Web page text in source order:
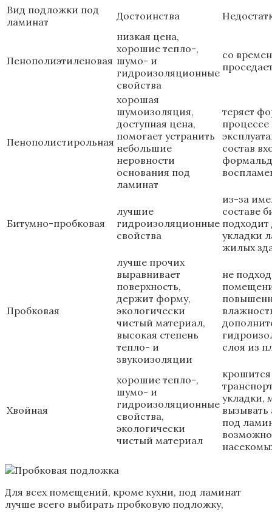
Вид подложки под
ламинат
Достоинства
Пенополиэтиленовая
низкая цена,
хорошие тепло-,
шумо- и
гидроизоляционные
свойства
со
Пенополистирольная
хорошая
шумоизоляция,
доступная цена,
помогает устранить
небольшие
неровности
основания под
ламинат
теряет
процессе
состав
Битумно-пробковая
лучшие
гидроизоляционные
свойства
из-за
составе
подходит
укладки
жилых
Пробковая
лучше прочих
выравнивает
поверхность,
держит форму,
экологически
чистый материал,
высокая степень
тепло- и
звукоизоляции
не
слоя из
Хвойная
хорошие тепло-,
шумо- и
гидроизоляционные
свойства,
экологически
чистый материал
укладки,
под
Для всех помещений, кроме кухни, под ламинат
лучше всего выбирать пробковую подложку,